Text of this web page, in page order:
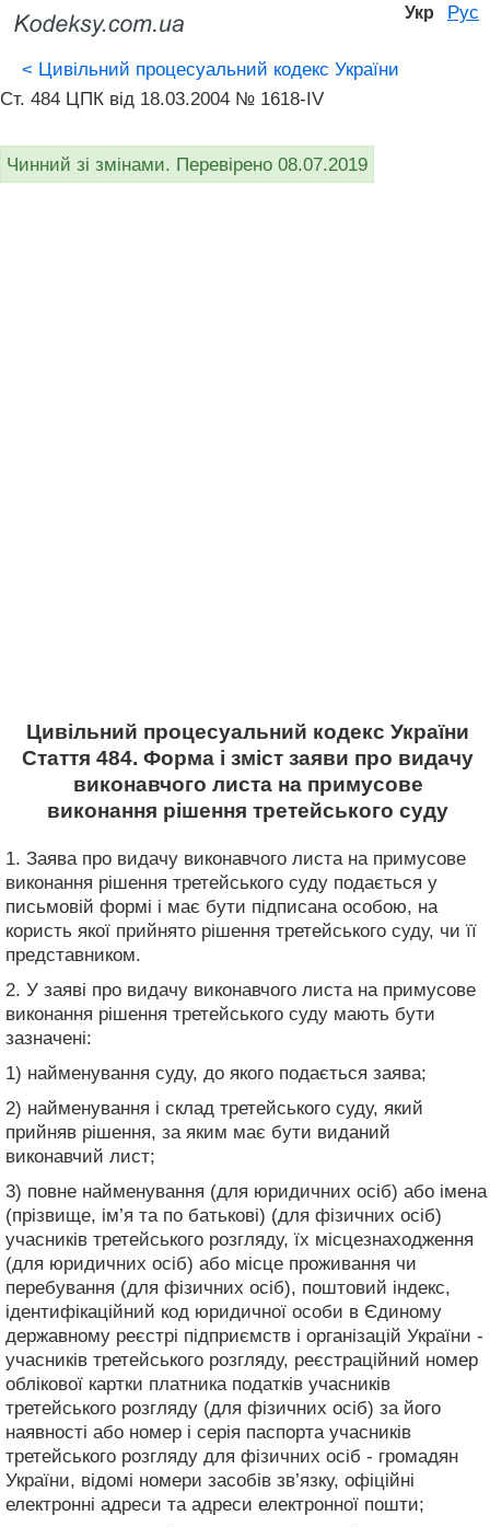
Укр Рус
< Цивільний процесуальний кодекс України
Ст. 484 ЦПК від 18.03.2004 № 1618-IV
Чинний зі змінами. Перевірено 08.07.2019
Цивільний процесуальний кодекс України
Стаття 484. Форма і зміст заяви про видачу
виконавчого листа на примусове
виконання рішення третейського суду
1. Заява про видачу виконавчого листа на примусове
виконання рішення третейського суду подається у
письмовій формі і має бути підписана особою, на
користь якої прийнято рішення третейського суду, чи її
представником.
2. У заяві про видачу виконавчого листа на примусове
виконання рішення третейського суду мають бути
зазначені:
1) найменування суду, до якого подається заява;
2) найменування і склад третейського суду, який
прийняв рішення, за яким має бути виданий
виконавчий лист;
3) повне найменування (для юридичних осіб) або імена
(прізвище, ім’я та по батькові) (для фізичних осіб)
учасників третейського розгляду, їх місцезнаходження
(для юридичних осіб) або місце проживання чи
перебування (для фізичних осіб), поштовий індекс,
ідентифікаційний код юридичної особи в Єдиному
державному реєстрі підприємств і організацій України -
учасників третейського розгляду, реєстраційний номер
облікової картки платника податків учасників
третейського розгляду (для фізичних осіб) за його
наявності або номер і серія паспорта учасників
третейського розгляду для фізичних осіб - громадян
України, відомі номери засобів зв’язку, офіційні
електронні адреси та адреси електронної пошти;